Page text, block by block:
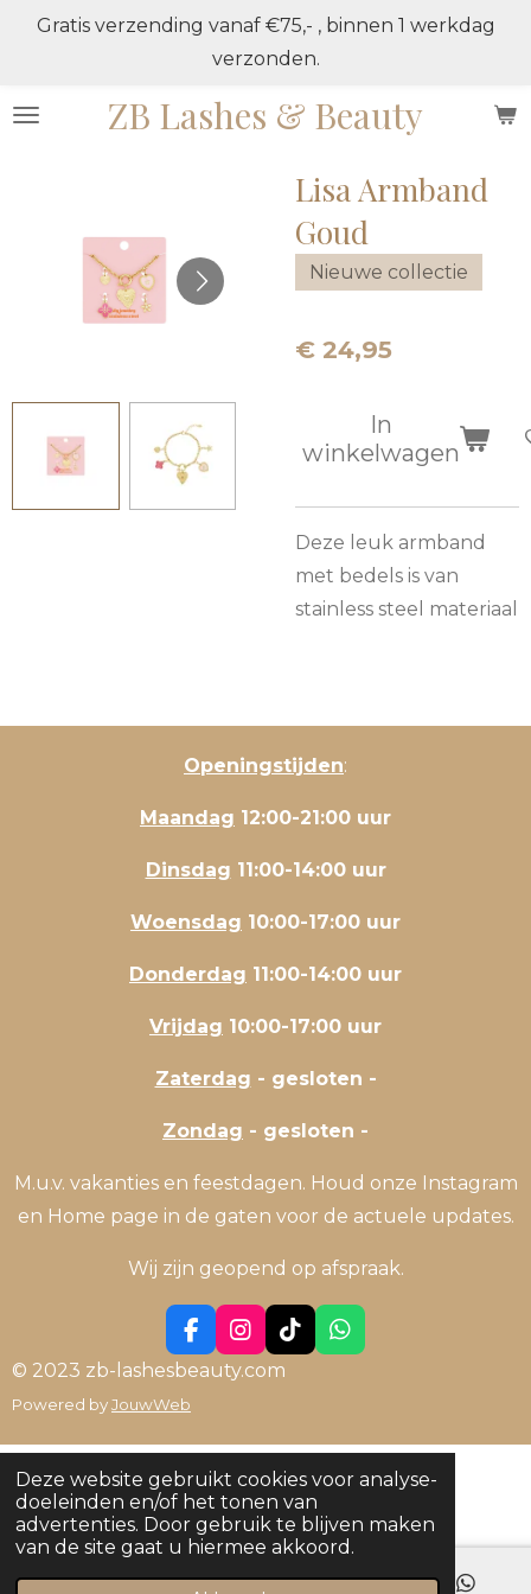
Deze website gebruikt cookies voor analyse-
doeleinden en/of het tonen van
advertenties. Door gebruik te blijven maken
van de site gaat u hiermee akkoord.
de
ZB Lashes & Beauty
Gratis verzending vanaf €75,- , binnen 1 werkdag
verzonden.
Lisa Armband
Goud
Nieuwe collectie
€ 24,95
In
winkelwagen
Deze leuk armband
met bedels is van
stainless steel materiaal
Openingstijden:
Maandag 12:00-21:00 uur
Dinsdag 11:00-14:00 uur
Woensdag 10:00-17:00 uur
Donderdag 11:00-14:00 uur
Vrijdag 10:00-17:00 uur
Zaterdag - gesloten -
Zondag - gesloten -
M.u.v. vakanties en feestdagen. Houd onze Instagram
en Home page in de gaten voor de actuele updates.
Wij zijn geopend op afspraak.
F
a
c
e
o
o
k
I
n
s
g
r
a
m
T
i
k
W
h
A
p
© 2023 zb-lashesbeauty.com
Powered byJouwWeb